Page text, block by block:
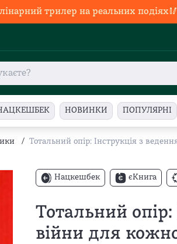
трилер на реальних
НОВИНКИ ПОПУЛЯРНІ
/ Тотальний опір: Інструкція з
Нацкешбек єКнига
Тотальний
війни для